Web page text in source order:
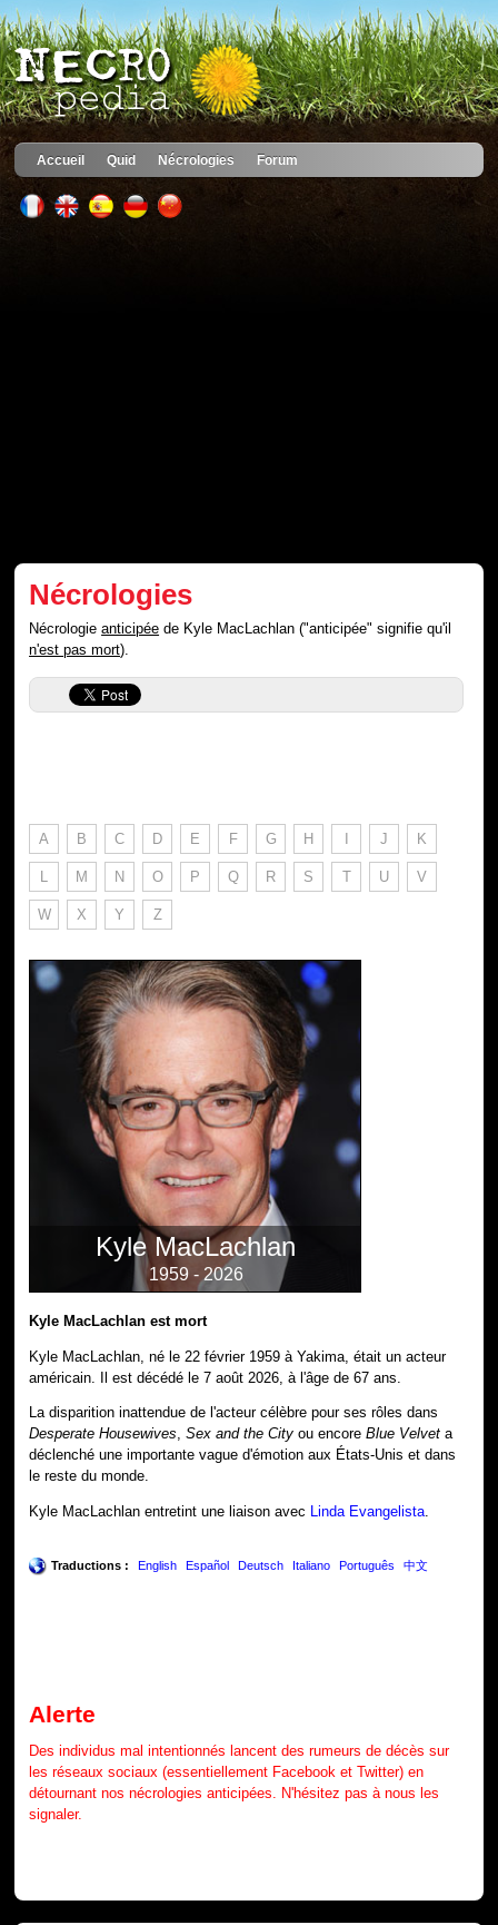
Accueil Quid Nécrologies Forum
Nécrologies
Nécrologieanticipée de Kyle MacLachlan ("anticipée" signifie qu'il
n'est pas mort).
A B C D E F G H I J K
L M N O P Q R S T U V
W X Y Z
Kyle MacLachlan
1959 - 2026
Kyle MacLachlan est mort
Kyle MacLachlan, né le 22 février 1959 à Yakima, était un acteur
américain. Il est décédé le 7 août 2026, à l'âge de 67 ans.
La disparition inattendue de l'acteur célèbre pour ses rôles dans
Desperate Housewives,Sex and the City ou encoreBlue Velvet a
déclenché une importante vague d'émotion aux États-Unis et dans
le reste du monde.
Kyle MacLachlan entretint une liaison avec Linda Evangelista.
Traductions : English Español Deutsch Italiano Português 中文
Alerte
Des individus mal intentionnés lancent des rumeurs de décès sur
les réseaux sociaux (essentiellement Facebook et Twitter) en
détournant nos nécrologies anticipées. N'hésitez pas à nous les
signaler.